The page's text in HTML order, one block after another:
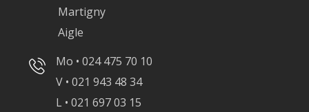
Martigny
Aigle
Mo • 024 475 70 10
V • 021 943 48 34
L • 021 697 03 15